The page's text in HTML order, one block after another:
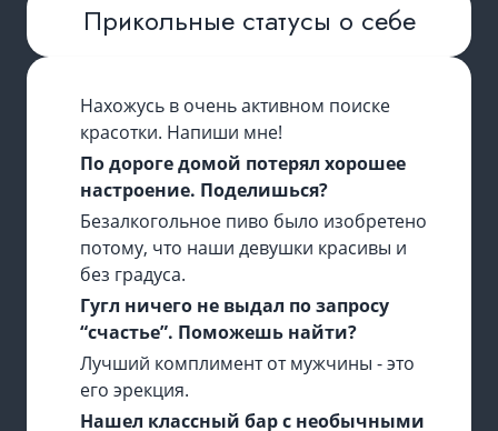
Прикольные статусы о себе
Нахожусь в очень активном поиске
красотки. Напиши мне!
По дороге домой потерял хорошее
настроение. Поделишься?
Безалкогольное пиво было изобретено
потому, что наши девушки красивы и
без градуса.
Гугл ничего не выдал по запросу
“счастье”. Поможешь найти?
Лучший комплимент от мужчины - это
его эрекция.
Нашел классный бар с необычными